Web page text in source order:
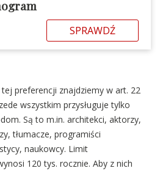
SPRAWDŹ
preferencji znajdziemy w art. 22
wszystkim przysługuje tylko
Są to m.in. architekci, aktorzy,
tłumacze, programiści
naukowcy. Limit
120 tys. rocznie. Aby z nich